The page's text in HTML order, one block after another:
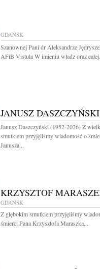
GDAŃSK
Szanownej Pani dr Aleksandrze
AFiB Vistula W imieniu władz oraz
JANUSZ DASZCZYŃSKI
Janusz Daszczyński (1952-2026) Z
smutkiem przyjęliśmy wiadomość o
Janusza...
KRZYSZTOF
GDAŃSK
Z głębokim smutkiem przyjęliśmy
śmierci Pana Krzysztofa Maraszka...